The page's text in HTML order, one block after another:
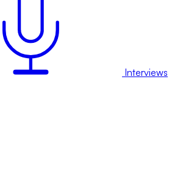
Interviews